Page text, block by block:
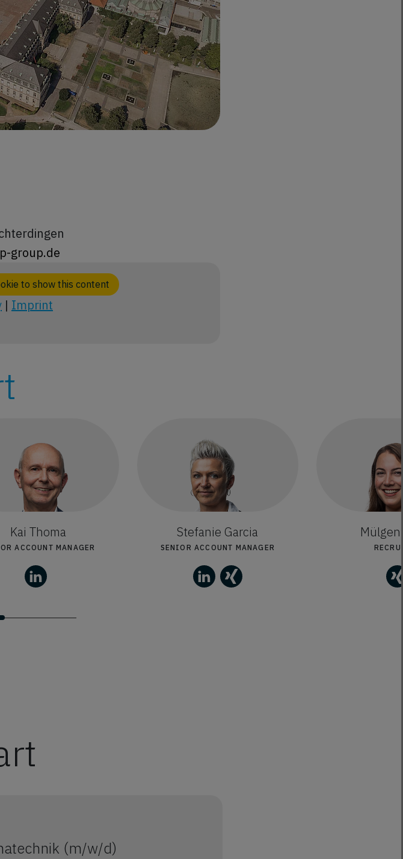
group.de
to show this content
| Imprint
Kai Thoma
ACCOUNT MANAGER
Stefanie Garcia
SENIOR ACCOUNT MANAGER
(m/w/d)